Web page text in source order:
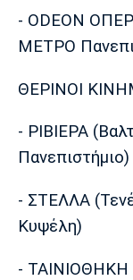
- ODEON
ΜΕΤΡΟ
ΘΕΡΙΝΟΙ
- ΡΙΒΙΕΡΑ
Πανεπιστήμιο)
- ΣΤΕΛΛΑ
Κυψέλη)
-